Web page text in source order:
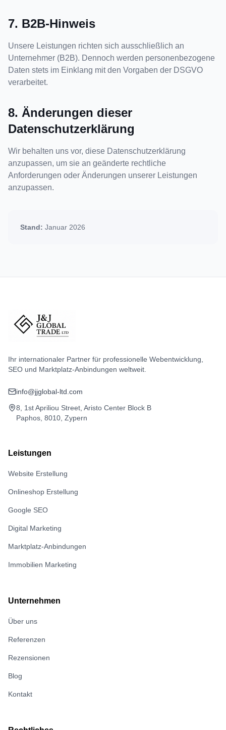
7. B2B-Hinweis
Unsere Leistungen richten sich ausschließlich an
Unternehmer (B2B). Dennoch werden personenbezogene
Daten stets im Einklang mit den Vorgaben der DSGVO
verarbeitet.
8. Änderungen dieser
Datenschutzerklärung
Wir behalten uns vor, diese Datenschutzerklärung
anzupassen, um sie an geänderte rechtliche
Anforderungen oder Änderungen unserer Leistungen
anzupassen.
Stand: Januar 2026
Ihr internationaler Partner für professionelle Webentwicklung,
SEO und Marktplatz-Anbindungen weltweit.
info@jjglobal-ltd.com
8, 1st Apriliou Street, Aristo Center Block B
Paphos, 8010, Zypern
Leistungen
Website Erstellung
Onlineshop Erstellung
Google SEO
Digital Marketing
Marktplatz-Anbindungen
Immobilien Marketing
Unternehmen
Über uns
Referenzen
Rezensionen
Blog
Kontakt